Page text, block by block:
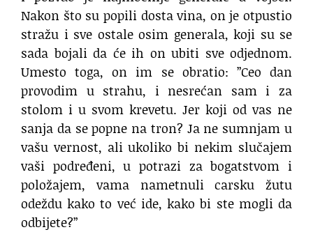
Nakon što su popili dosta vina, on je otpustio
stražu i sve ostale osim generala, koji su se
sada bojali da će ih on ubiti sve odjednom.
Umesto toga, on im se obratio: ”Ceo dan
provodim u strahu, i nesrećan sam i za
stolom i u svom krevetu. Jer koji od vas ne
sanja da se popne na tron? Ja ne sumnjam u
vašu vernost, ali ukoliko bi nekim slučajem
vaši podređeni, u potrazi za bogatstvom i
položajem, vama nametnuli carsku žutu
odeždu kako to već ide, kako bi ste mogli da
odbijete?”